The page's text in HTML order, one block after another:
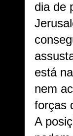
dia de
está
nem
forças
A